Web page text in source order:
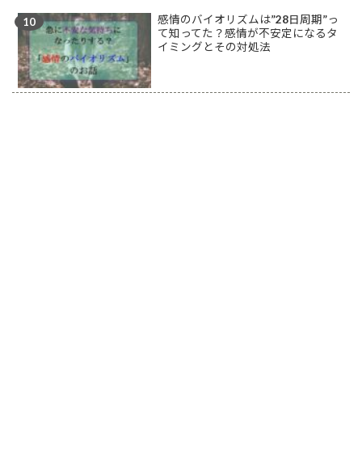
感情のバイオリズムは”28日周期”っ
て知ってた？感情が不安定になるタ
イミングとその対処法